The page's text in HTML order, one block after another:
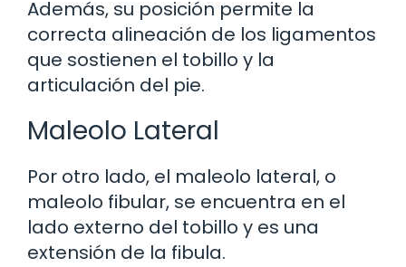
Además, su posición permite la
correcta alineación de los ligamentos
que sostienen el tobillo y la
articulación del pie.
Maleolo Lateral
Por otro lado, el maleolo lateral, o
maleolo fibular, se encuentra en el
lado externo del tobillo y es una
extensión de la fibula.